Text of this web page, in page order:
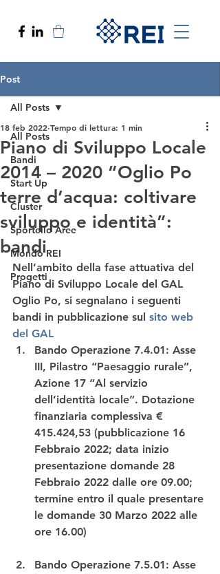
Post
All Posts
Bandi
Start Up
Cluster
Sportello Aree
Mondo REI
Progetti
All Posts
Piano di Sviluppo Locale
2014 – 2020 “Oglio Po
terre d’acqua: coltivare
sviluppo e identità”:
bandi
18 feb 2022 Tempo di lettura: 1 min
Nell’ambito della fase attuativa del
Piano di Sviluppo Locale del GAL
Oglio Po, si segnalano i seguenti
bandi in pubblicazione sul sito web
del GAL
Bando Operazione 7.4.01: Asse
III, Pilastro “Paesaggio rurale”,
Azione 17 “Al servizio
dell’identità locale”. Dotazione
finanziaria complessiva €
415.424,53 (pubblicazione 16
Febbraio 2022; data inizio
presentazione domande 28
Febbraio 2022 dalle ore 09.00;
termine entro il quale presentare
le domande 30 Marzo 2022 alle
ore 16.00)
Bando Operazione 7.5.01: Asse